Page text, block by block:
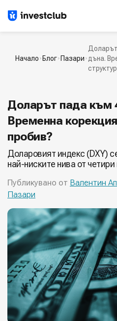
Начало Блог Пазари дъна.
Доларът пада към
Временна
пробив?
Доларовият индекс (DXY)
най-ниските нива от
Публикувано от Валентин
Пазари